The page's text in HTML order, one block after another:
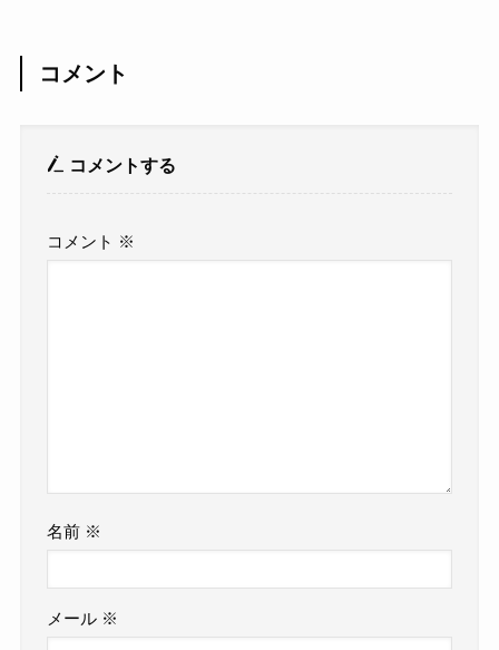
コメント
コメントする
コメント ※
名前 ※
メール ※